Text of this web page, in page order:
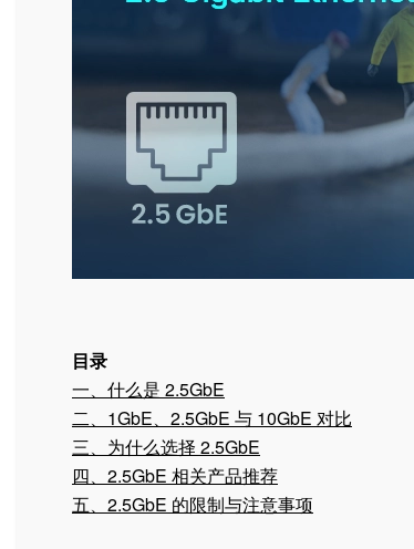
目录
一、什么是 2.5GbE
二、1GbE、2.5GbE 与 10GbE 对比
三、为什么选择 2.5GbE
四、2.5GbE 相关产品推荐
五、2.5GbE 的限制与注意事项